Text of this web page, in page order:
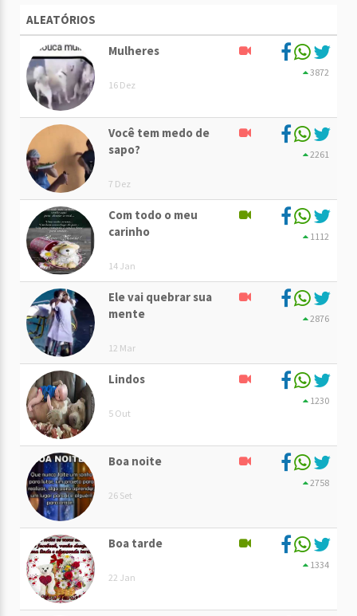
ALEATÓRIOS
Mulheres
16 Dez
3872
Você tem medo de
sapo?
7 Dez
2261
Com todo o meu
carinho
14 Jan
1112
Ele vai quebrar sua
mente
12 Mar
2876
Lindos
5 Out
1230
Boa noite
26 Set
2758
Boa tarde
22 Jan
1334